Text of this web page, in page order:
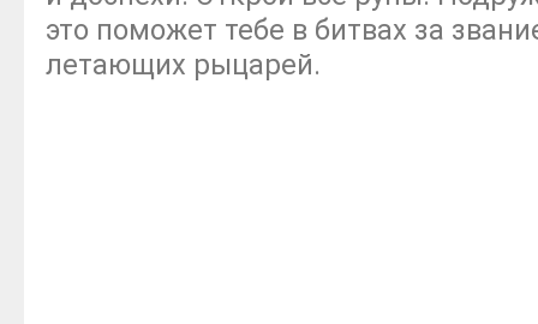
это поможет тебе в битвах за
летающих рыцарей.